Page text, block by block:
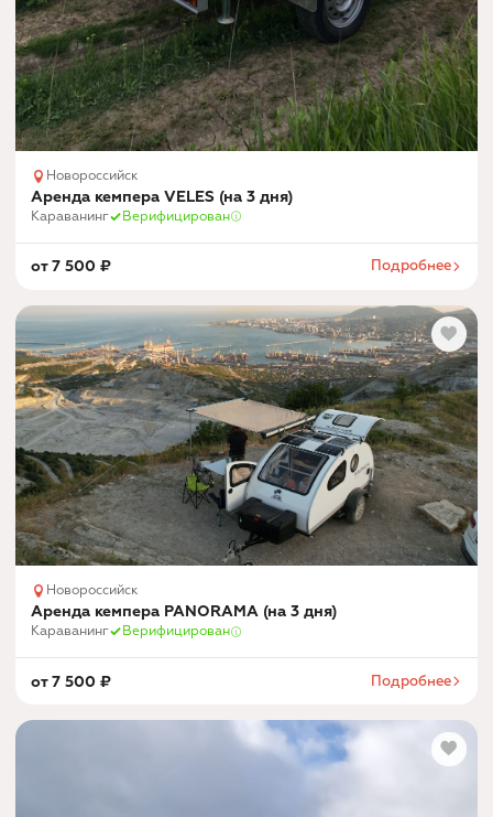
Новороссийск
Аренда кемпера VELES (на 3 дня)
Караванинг Верифицирован
от7 500 ₽ Подробнее
Новороссийск
Аренда кемпера PANORAMA (на 3 дня)
Караванинг Верифицирован
от7 500 ₽ Подробнее